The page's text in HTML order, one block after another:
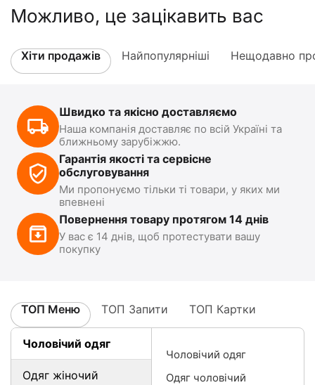
Можливо, це зацікавить вас
Хіти продажів Найпопулярніші Нещодавно
Швидко та якісно доставляємо
Наша компанія доставляє по всій Україні та
ближньому зарубіжжю.
Гарантія якості та сервісне
обслуговування
Ми пропонуємо тільки ті товари, у яких ми
впевнені
Повернення товару протягом 14 днів
У вас є 14 днів, щоб протестувати вашу
покупку
ТОП Меню ТОП Запити ТОП Картки
Чоловічий одяг
Одяг жіночий
Чоловічий одяг
Одяг чоловічий